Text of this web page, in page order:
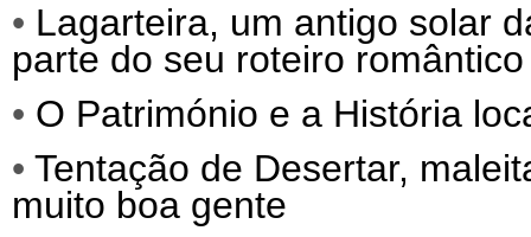
• Lagarteira, um antigo solar
parte do seu roteiro romântico
• O Património e a História
• Tentação de Desertar,
muito boa gente